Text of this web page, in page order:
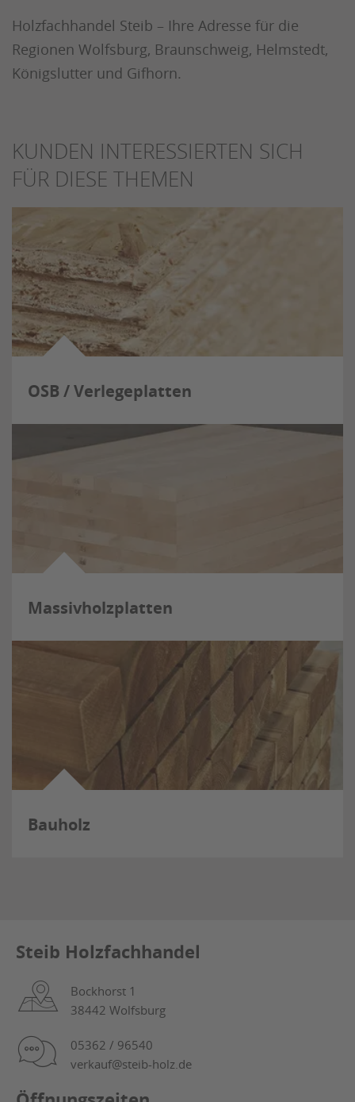
Holzfachhandel Steib – Ihre Adresse für die
Regionen Wolfsburg, Braunschweig, Helmstedt,
Königslutter und Gifhorn.
KUNDEN INTERESSIERTEN SICH
FÜR DIESE THEMEN
OSB / Verlegeplatten
Massivholzplatten
Bauholz
Steib Holzfachhandel
Bockhorst 1
38442 Wolfsburg
05362 / 96540
verkauf@steib-holz.de